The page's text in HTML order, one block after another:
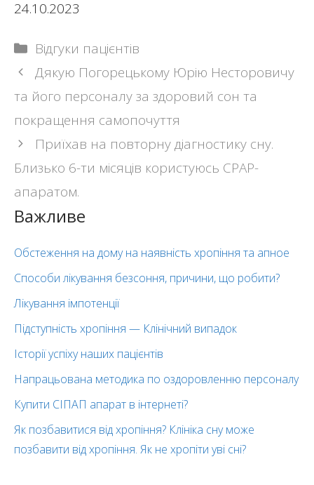
24.10.2023
Categories
Відгуки пацієнтів
Post
navigation
Дякую Погорецькому Юрію Несторовичу
та його персоналу за здоровий сон та
покращення самопочуття
Приїхав на повторну діагностику сну.
Близько 6-ти місяців користуюсь CPAP-
апаратом.
Важливе
Обстеження на дому на наявність хропіння та апное
Способи лікування безсоння, причини, що робити?
Лікування імпотенції
Підступність хропіння — Клінічний випадок
Історії успіху наших пацієнтів
Напрацьована методика по оздоровленню персоналу
Купити СІПАП апарат в інтернеті?
Як позбавитися від хропіння? Клініка сну може
позбавити від хропіння. Як не хропіти уві сні?